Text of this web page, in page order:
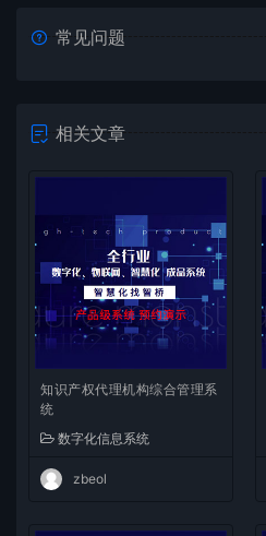
常见问题
相关文章
知识产权代理机构综合管理系
统
数字化信息系统
zbeol